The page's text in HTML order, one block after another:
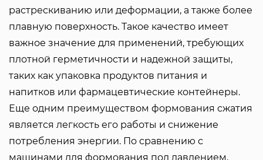
растрескиванию или деформации, а также более
плавную поверхность. Такое качество имеет
важное значение для применений, требующих
плотной герметичности и надежной защиты,
таких как упаковка продуктов питания и
напитков или фармацевтические контейнеры.
Еще одним преимуществом формования сжатия
является легкость его работы и снижение
потребления энергии. По сравнению с
машинами для формования под давлением,